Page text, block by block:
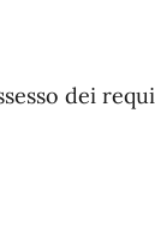
dei